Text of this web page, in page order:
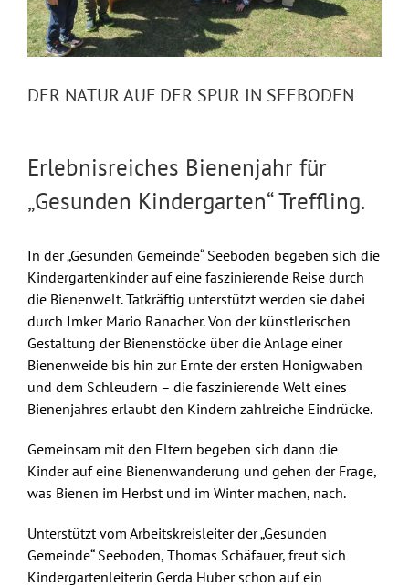
DER NATUR AUF DER SPUR IN SEEBODEN
Erlebnisreiches Bienenjahr für
„Gesunden Kindergarten“ Treffling.
In der „Gesunden Gemeinde“ Seeboden begeben sich die
Kindergartenkinder auf eine faszinierende Reise durch
die Bienenwelt. Tatkräftig unterstützt werden sie dabei
durch Imker Mario Ranacher. Von der künstlerischen
Gestaltung der Bienenstöcke über die Anlage einer
Bienenweide bis hin zur Ernte der ersten Honigwaben
und dem Schleudern – die faszinierende Welt eines
Bienenjahres erlaubt den Kindern zahlreiche Eindrücke.
Gemeinsam mit den Eltern begeben sich dann die
Kinder auf eine Bienenwanderung und gehen der Frage,
was Bienen im Herbst und im Winter machen, nach.
Unterstützt vom Arbeitskreisleiter der „Gesunden
Gemeinde“ Seeboden, Thomas Schäfauer, freut sich
Kindergartenleiterin Gerda Huber schon auf ein